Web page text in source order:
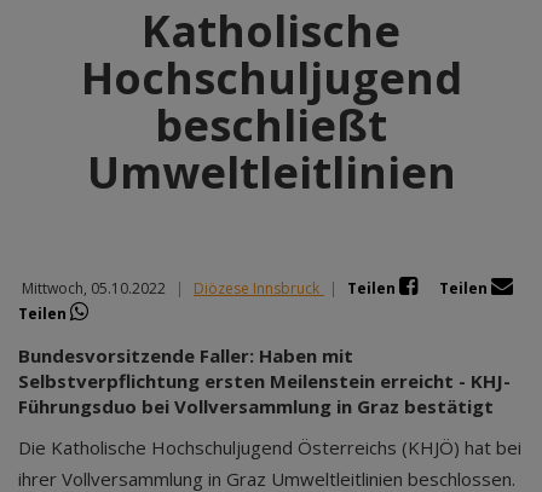
Katholische
Hochschuljugend
beschließt
Umweltleitlinien
Mittwoch, 05.10.2022 | Diözese Innsbruck | Teilen
Teilen
Teilen
Bundesvorsitzende Faller: Haben mit
Selbstverpflichtung ersten Meilenstein erreicht - KHJ-
Führungsduo bei Vollversammlung in Graz bestätigt
Die Katholische Hochschuljugend Österreichs (KHJÖ) hat bei
ihrer Vollversammlung in Graz Umweltleitlinien beschlossen.